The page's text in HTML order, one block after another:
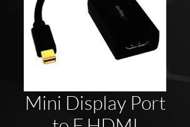
Mini Display Port